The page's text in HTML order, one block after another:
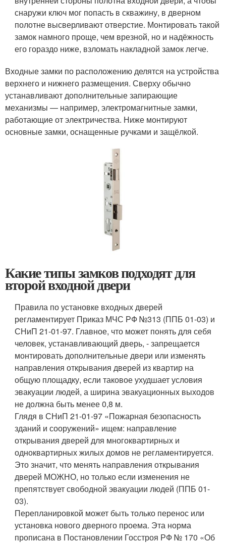
снаружи ключ мог попасть в скважину, в дверном
полотне высверливают отверстие. Монтировать такой
замок намного проще, чем врезной, но и надёжность
его гораздо ниже, взломать накладной замок легче.
Входные замки по расположению делятся на устройства
верхнего и нижнего размещения. Сверху обычно
устанавливают дополнительные запирающие
механизмы — например, электромагнитные замки,
работающие от электричества. Ниже монтируют
основные замки, оснащенные ручками и защёлкой.
Какие типы замков подходят для
второй входной двери
Правила по установке входных дверей
регламентирует Приказ МЧС РФ №313 (ППБ 01-03) и
СНиП 21-01-97. Главное, что может понять для себя
человек, устанавливающий дверь, - запрещается
монтировать дополнительные двери или изменять
направления открывания дверей из квартир на
общую площадку, если таковое ухудшает условия
эвакуации людей, а ширина эвакуационных выходов
не должна быть менее 0,8 м.
Глядя в СНиП 21-01-97 «Пожарная безопасность
зданий и сооружений» ищем: направление
открывания дверей для многоквартирных и
одноквартирных жилых домов не регламентируется.
Это значит, что менять направления открывания
дверей МОЖНО, но только если изменения не
препятствует свободной эвакуации людей (ППБ 01-
03).
Перепланировкой может быть только перенос или
установка нового дверного проема. Эта норма
прописана в Постановлении Госстроя РФ № 170 «Об